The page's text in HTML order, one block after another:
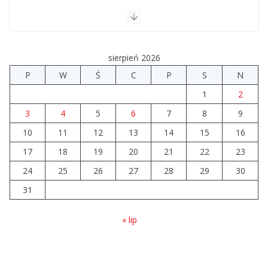
sierpień 2026
P
W Ś C P S
N
1
2
3
4 5 6 7 8
9
10
11 12 13 14 15
16
17
18 19 20 21 22
23
24
25 26 27 28 29
30
31
« lip